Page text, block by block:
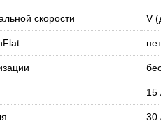
скорости V
нет
15
30